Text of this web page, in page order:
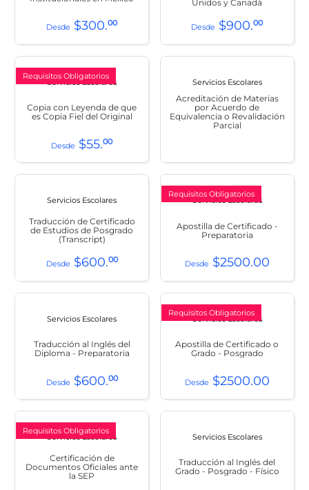
$300.00
Unidos y Canadá
$900.00
Requisitos Obligatorios
Servicios Escolares
Copia con Leyenda de que
es Copia Fiel del Original
$55.00
Servicios Escolares
Acreditación de Materias
por Acuerdo de
Equivalencia o Revalidación
Parcial
Servicios Escolares
Traducción de Certificado
de Estudios de Posgrado
(Transcript)
$600.00
Requisitos Obligatorios
Servicios Escolares
Apostilla de Certificado -
Preparatoria
$2500.00
Servicios Escolares
Traducción al Inglés del
Diploma - Preparatoria
$600.00
Requisitos Obligatorios
Servicios Escolares
Apostilla de Certificado o
Grado - Posgrado
$2500.00
Requisitos Obligatorios
Servicios Escolares
Certificación de
Documentos Oficiales ante
la SEP
Servicios Escolares
Traducción al Inglés del
Grado - Posgrado - Físico